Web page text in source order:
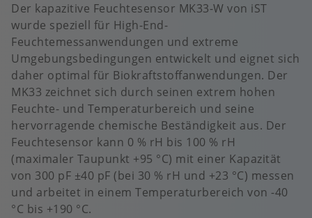
Der kapazitive Feuchtesensor MK33-W von iST
wurde speziell für High-End-
Feuchtemessanwendungen und extreme
Umgebungsbedingungen entwickelt und eignet sich
daher optimal für Biokraftstoffanwendungen. Der
MK33 zeichnet sich durch seinen extrem hohen
Feuchte- und Temperaturbereich und seine
hervorragende chemische Beständigkeit aus. Der
Feuchtesensor kann 0 % rH bis 100 % rH
(maximaler Taupunkt +95 °C) mit einer Kapazität
von 300 pF ±40 pF (bei 30 % rH und +23 °C) messen
und arbeitet in einem Temperaturbereich von -40
°C bis +190 °C.